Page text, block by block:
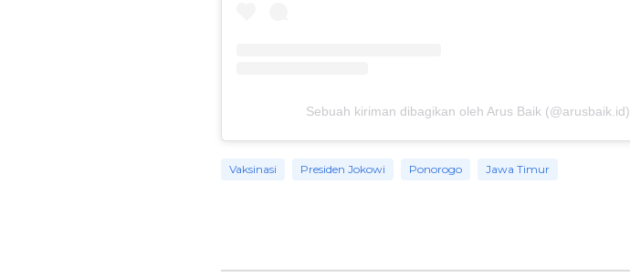
Sebuah kiriman dibagikan oleh Arus Baik (@arusbaik.id)
Vaksinasi Presiden Jokowi Ponorogo Jawa Timur